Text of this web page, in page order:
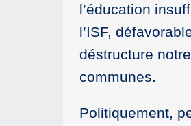
l’éducation
l’ISF,
déstructure
communes.
Politiquement,